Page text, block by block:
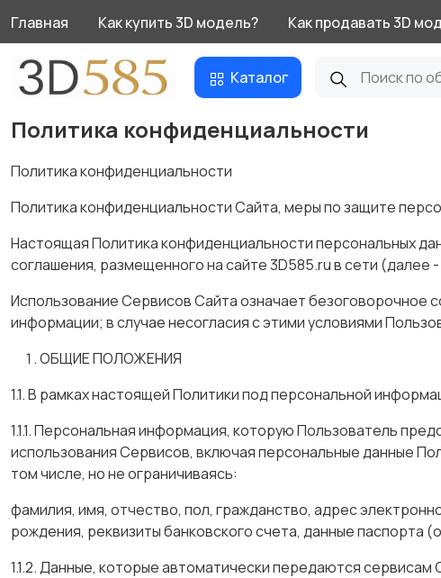
Главная Как купить 3D модель? Как продавать 3D
Каталог
Политика конфиденциальности
Политика конфиденциальности
Политика конфиденциальности Сайта, меры по защите
Настоящая Политика конфиденциальности персональных
соглашения, размещенного на сайте 3D585.ru в сети (далее
Использование Сервисов Сайта означает безоговорочное
информации; в случае несогласия с этими условиями
ОБЩИЕ ПОЛОЖЕНИЯ
1.1. В рамках настоящей Политики под персональной
1.1.1. Персональная информация, которую Пользователь
использования Сервисов, включая персональные данные
том числе, но не ограничиваясь:
фамилия, имя, отчество, пол, гражданство, адрес
рождения, реквизиты банковского счета, данные паспорта
1.1.2. Данные, которые автоматически передаются